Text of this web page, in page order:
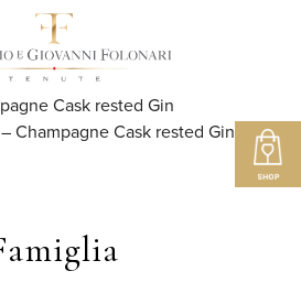
Cask rested Gin
Champagne Cask rested Gin